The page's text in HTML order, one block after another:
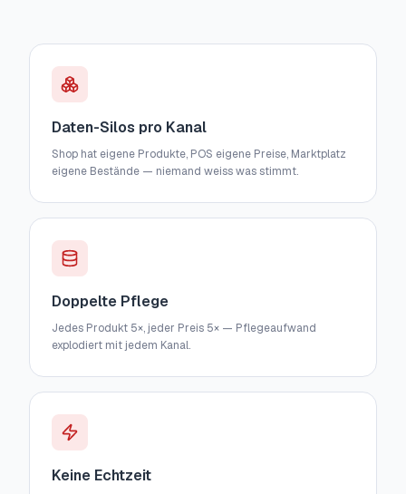
Daten-Silos pro Kanal
Shop hat eigene Produkte, POS eigene Preise, Marktplatz
eigene Bestände — niemand weiss was stimmt.
Doppelte Pflege
Jedes Produkt 5×, jeder Preis 5× — Pflegeaufwand
explodiert mit jedem Kanal.
Keine Echtzeit